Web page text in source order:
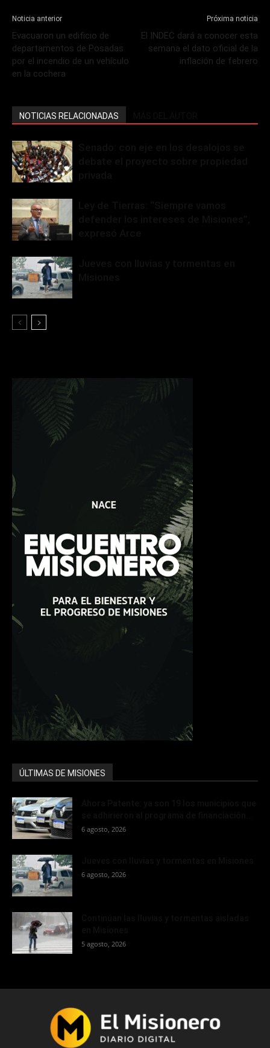
Noticia anterior
Evacuaron un edificio de
departamentos de Posadas
por el incendio de un vehículo
en la cochera
Próxima noticia
El INDEC dará a conocer esta
semana el dato oficial de la
inflación de febrero
NOTICIAS RELACIONADAS
ÚLTIMAS DE MISIONES
6 agosto, 2026
6 agosto, 2026
5 agosto, 2026